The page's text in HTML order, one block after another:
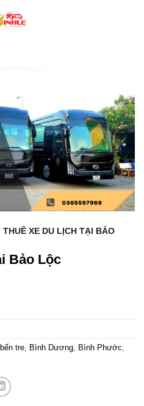
THUÊ XE DU LỊCH TẠI BẢO
Bảo Lộc
bến tre Bình Dương Bình Phước